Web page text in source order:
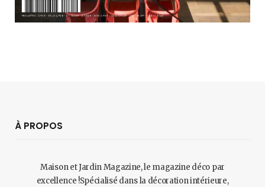
À PROPOS
Maison et Jardin Magazine, le magazine déco par
excellence !Spécialisé dans la décoration intérieure,